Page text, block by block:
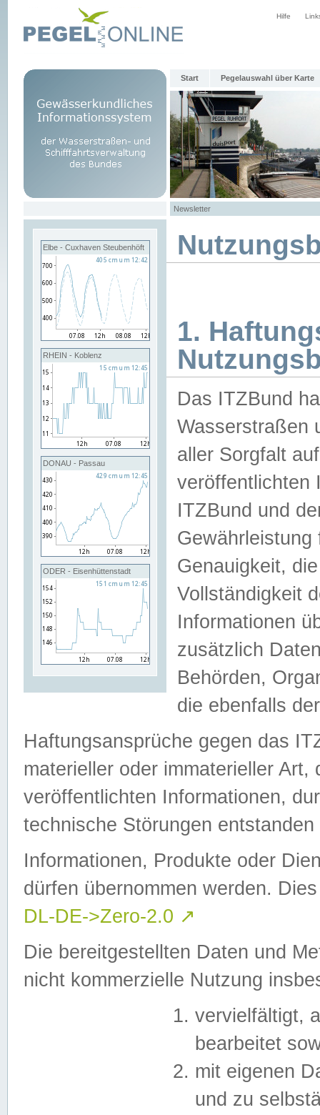
Hilfe
Start Pegelauswahl über Karte
Newsletter
Elbe - Cuxhaven Steubenhöft
RHEIN - Koblenz
DONAU - Passau
ODER - Eisenhüttenstadt
1.
Das ITZBund
Wasserstraßen
aller Sorgfalt
veröffentlichten
ITZBund und
Genauigkeit,
Vollständigkeit
Informationen
zusätzlich
Behörden,
die ebenfalls
Haftungsansprüche gegen das
materieller oder immaterieller
veröffentlichten Informationen,
technische Störungen
Informationen, Produkte oder
dürfen übernommen werden.
DL-DE->Zero-2.0 ↗
Die bereitgestellten Daten und
nicht kommerzielle Nutzung
vervielfältigt,
bearbeitet
mit eigenen
und zu